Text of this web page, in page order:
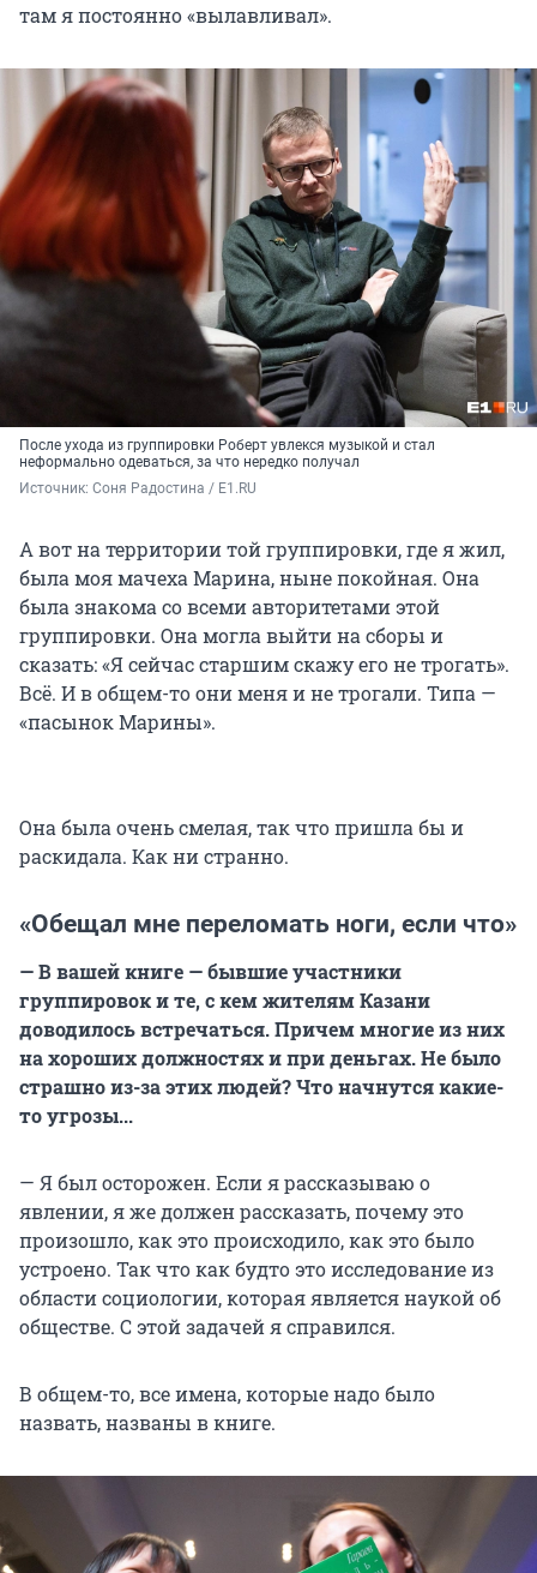
там я постоянно «вылавливал».
После ухода из группировки Роберт увлекся музыкой и стал
неформально одеваться, за что нередко получал
Источник: Соня Радостина / E1.RU
А вот на территории той группировки, где я жил,
была моя мачеха Марина, ныне покойная. Она
была знакома со всеми авторитетами этой
группировки. Она могла выйти на сборы и
сказать: «Я сейчас старшим скажу его не трогать».
Всё. И в общем-то они меня и не трогали. Типа —
«пасынок Марины».
Она была очень смелая, так что пришла бы и
раскидала. Как ни странно.
«Обещал мне переломать ноги, если что»
— В вашей книге — бывшие участники
группировок и те, с кем жителям Казани
доводилось встречаться. Причем многие из них
на хороших должностях и при деньгах. Не было
страшно из-за этих людей? Что начнутся какие-
то угрозы...
— Я был осторожен. Если я рассказываю о
явлении, я же должен рассказать, почему это
произошло, как это происходило, как это было
устроено. Так что как будто это исследование из
области социологии, которая является наукой об
обществе. С этой задачей я справился.
В общем-то, все имена, которые надо было
назвать, названы в книге.